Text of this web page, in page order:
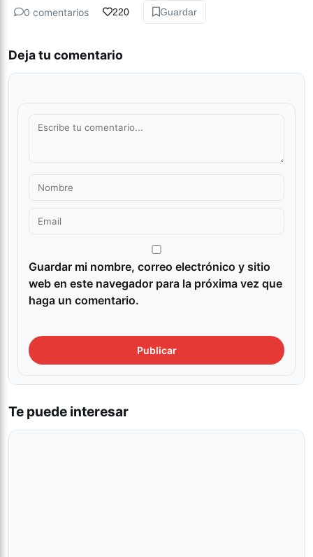
0 comentarios 220 Guardar
Deja tu comentario
Guardar mi nombre, correo electrónico y sitio
web en este navegador para la próxima vez que
haga un comentario.
Te puede interesar